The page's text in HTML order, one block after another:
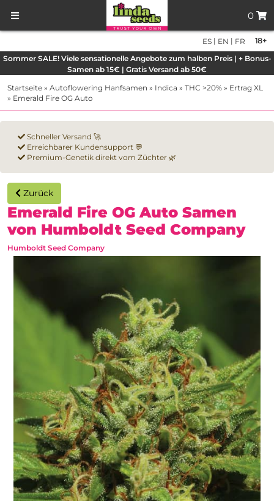
0
18+
ES | EN | FR
Sommer SALE! Viele sensationelle Angebote zum halben Preis | + Bonus-
Samen ab 15€ | Gratis Versand ab 50€
Startseite » Autoflowering Hanfsamen » Indica » THC >20% » Ertrag XL
» Emerald Fire OG Auto
Schneller Versand 🚀
Erreichbarer Kundensupport 💬
Premium-Genetik direkt vom Züchter 🌿
Zurück
Emerald Fire OG Auto Samen
von Humboldt Seed Company
Humboldt Seed Company